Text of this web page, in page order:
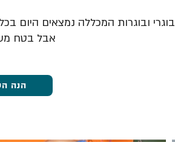
בוגרי ובוגרות המכללה נמצאים היום
אבל בטח
הנה